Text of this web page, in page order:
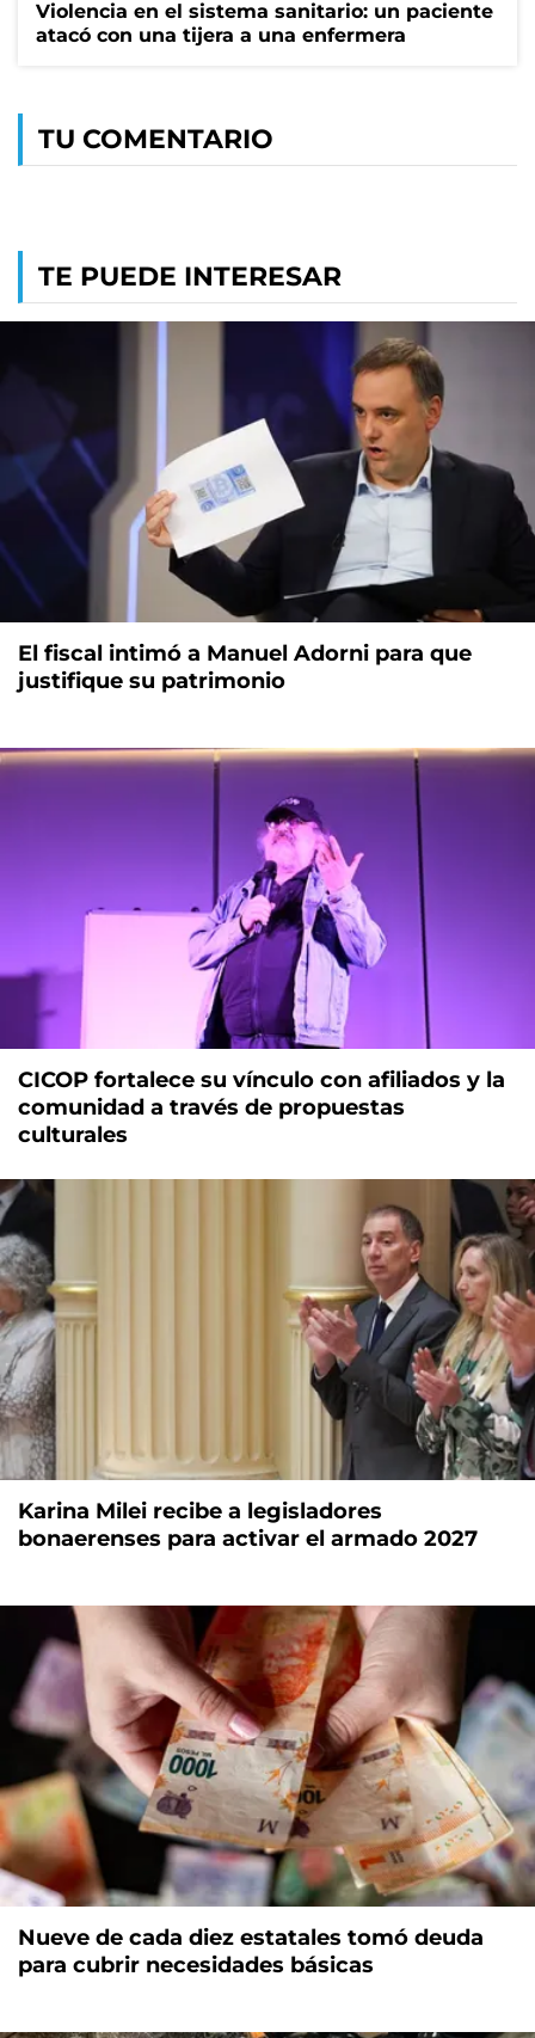
Violencia en el sistema sanitario: un paciente
atacó con una tijera a una enfermera
TU COMENTARIO
TE PUEDE INTERESAR
El fiscal intimó a Manuel Adorni para que
justifique su patrimonio
CICOP fortalece su vínculo con afiliados y la
comunidad a través de propuestas
culturales
Karina Milei recibe a legisladores
bonaerenses para activar el armado 2027
Nueve de cada diez estatales tomó deuda
para cubrir necesidades básicas